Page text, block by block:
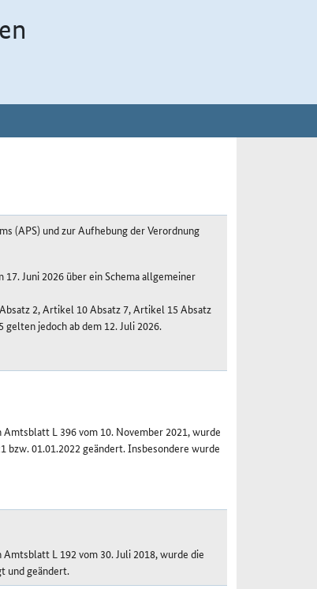
(APS) und zur Aufhebung der Verordnung
Juni 2026 über ein Schema allgemeiner
2, Artikel 10 Absatz 7, Artikel 15 Absatz
jedoch ab dem 12. Juli 2026.
L 396 vom 10. November 2021, wurde
01.01.2022 geändert. Insbesondere wurde
L 192 vom 30. Juli 2018, wurde die
und geändert.